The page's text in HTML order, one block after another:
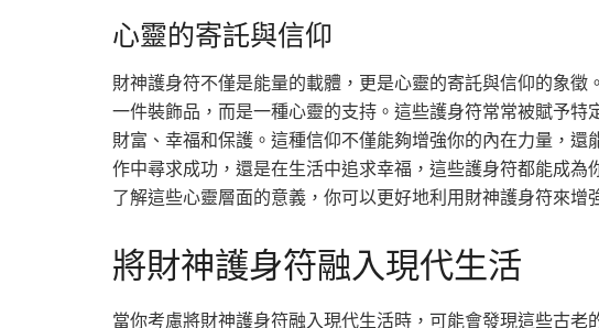
心靈的寄託與信仰
財神護身符不僅是能量的載體，更是心靈的寄託與信仰的象
一件裝飾品，而是一種心靈的支持。這些護身符常常被賦予
財富、幸福和保護。這種信仰不僅能夠增強你的內在力量，
作中尋求成功，還是在生活中追求幸福，這些護身符都能成
了解這些心靈層面的意義，你可以更好地利用財神護身符來增
將財神護身符融入現代生活
當你考慮將財神護身符融入現代生活時，可能會發現這些古